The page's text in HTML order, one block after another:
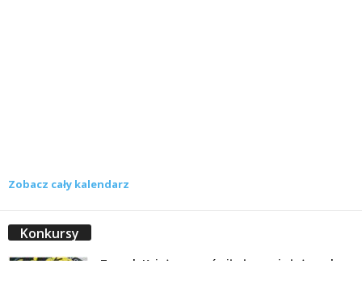
Zobacz cały kalendarz
Konkursy
Zamek Książ przemówił głosami służących.